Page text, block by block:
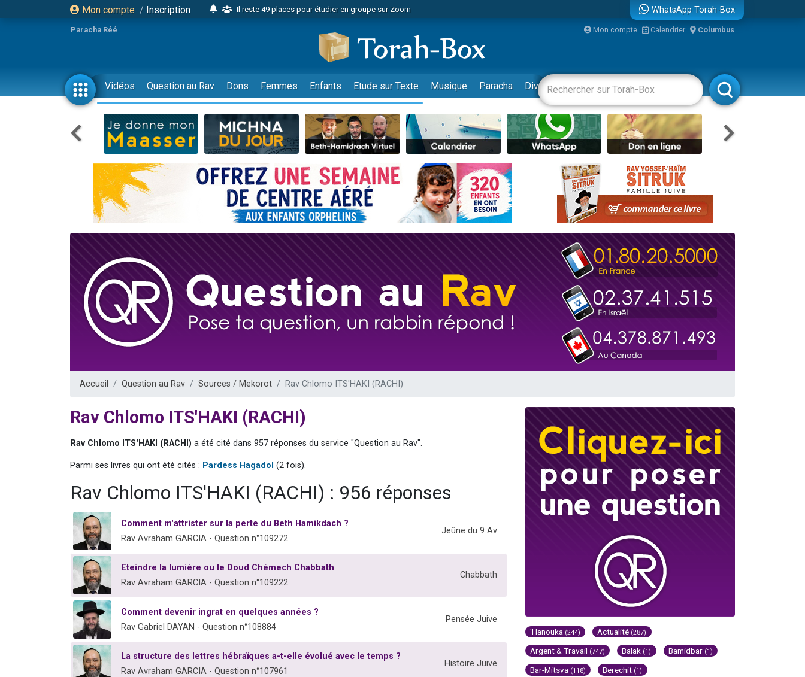
Mon compte / Inscription
Il reste 49 places pour étudier en groupe sur Zoom
2 personnes viennent de nous rejoindre sur WhatsApp
6 personnes viennent de nous rejoindre sur WhatsApp
4 personnes viennent de faire un don pour Reloger Rivka, 6 enfants, victime de violences...
2 personnes viennent de faire un don pour 1 Journée de Vacances Pour les Enfants
17 personnes viennent de demander une bénédiction
4 personnes viennent de nous rejoindre sur WhatsApp
Il reste 49 places pour étudier en groupe sur Zoom
Eva vient de donner son Maasser
4 personnes viennent de nous rejoindre sur WhatsApp
3 personnes viennent de nous rejoindre sur WhatsApp
Odaya vient de donner son Maasser
3 personnes viennent de faire un don pour 5 jours de vacances aux Orphelins
2 personnes viennent de nous rejoindre sur WhatsApp
13 personnes viennent de demander une bénédiction
30 personnes viennent de faire un don pour Sauvez la jambe de Yohan
Il reste 49 places pour étudier en groupe sur Zoom
12 nouvelles musiques dans Torah-Box Music
WhatsApp Torah-Box
Paracha Réé Mon compte Calendrier Columbus
Vidéos Question au Rav Dons Femmes Enfants Etude sur Texte Musique Paracha Divertissements Livres Rabbanim
Accueil Question au Rav Sources / Mekorot Rav Chlomo ITS'HAKI (RACHI)
Rav Chlomo ITS'HAKI (RACHI)
Rav Chlomo ITS'HAKI (RACHI) a été cité dans 957 réponses du service "Question au Rav".
Parmi ses livres qui ont été cités : Pardess Hagadol (2 fois).
Rav Chlomo ITS'HAKI (RACHI) : 956 réponses
Comment m'attrister sur la perte du Beth Hamikdach ?
Rav Avraham GARCIA - Question n°109272
Jeûne du 9 Av
Eteindre la lumière ou le Doud Chémech Chabbath
Rav Avraham GARCIA - Question n°109222
Chabbath
Comment devenir ingrat en quelques années ?
Rav Gabriel DAYAN - Question n°108884
Pensée Juive
La structure des lettres hébraïques a-t-elle évolué avec le temps ?
Rav Avraham GARCIA - Question n°107961
Histoire Juive
'Hanouka (244) Actualité (287)
Argent & Travail (747) Balak (1) Bamidbar (1)
Bar-Mitsva (118) Berechit (1)